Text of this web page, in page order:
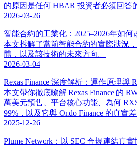
的原因是任何 HBAR 投資者必須回答
2026-03-26
智能合約的工業化：2025–2026年如何
本文拆解了當前智能合約的實際狀況
體，以及該技術的未來方向。
2026-03-04
Rexas Finance 深度解析：運作原理與
本文帶你徹底瞭解 Rexas Finance 的
萬美元預售、平台核心功能、為何
99%，以及它與 Ondo Finance 的真實差
2025-12-26
Plume Network：以 SEC 合規連結真